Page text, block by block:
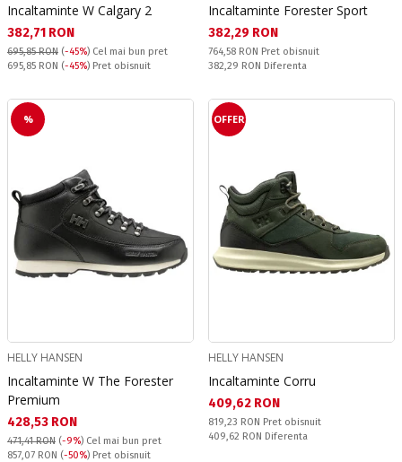
Incaltaminte W Calgary 2
Текуща цена:
382,71 RON
695,85 RON (-45%) Cel mai bun pret
Pret obisnuit:
695,85 RON (-45%) Pret obisnuit
Incaltaminte Forester Sport
Текуща цена:
382,29 RON
Pret obisnuit:
764,58 RON Pret obisnuit
Спестявате:
382,29 RON Diferenta
%
HELLY HANSEN
Incaltaminte W The Forester
Premium
Текуща цена:
428,53 RON
471,41 RON (-9%) Cel mai bun pret
Pret obisnuit:
857,07 RON (-50%) Pret obisnuit
OFFER
HELLY HANSEN
Incaltaminte Corru
Текуща цена:
409,62 RON
Pret obisnuit:
819,23 RON Pret obisnuit
Спестявате:
409,62 RON Diferenta